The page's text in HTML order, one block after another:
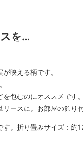
を…
映える柄です。
包むのにオススメです。
ースに。お部屋の飾り
す。折り畳みサイズ：約